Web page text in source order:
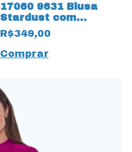
17060 9631 Blusa
Stardust com
nervuras na Frente
Preto
R$349,00
Comprar